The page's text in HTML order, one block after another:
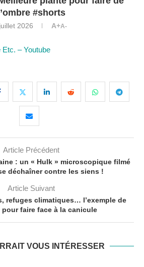
l’ombre #shorts
2026 A+A-
– Youtube
Article Précédent
: un « Hulk » microscopique filmé
déchaîner contre les siens !
Article Suivant
refuges climatiques… l’exemple de
pour faire face à la canicule
VOUS INTÉRESSER